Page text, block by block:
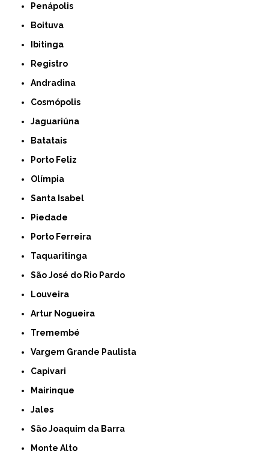
Penápolis
Boituva
Ibitinga
Registro
Andradina
Cosmópolis
Jaguariúna
Batatais
Porto Feliz
Olímpia
Santa Isabel
Piedade
Porto Ferreira
Taquaritinga
São José do Rio Pardo
Louveira
Artur Nogueira
Tremembé
Vargem Grande Paulista
Capivari
Mairinque
Jales
São Joaquim da Barra
Monte Alto